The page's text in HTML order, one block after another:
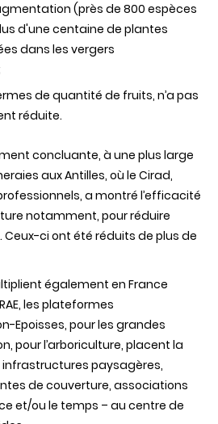
(près de 800 espèces
d'une centaine de plantes
dans les vergers
de quantité de fruits, n’a pas
réduite.
concluante, à une plus large
aux Antilles, où le Cirad,
a montré l’efficacité
notamment, pour réduire
Ceux-ci ont été réduits de plus de
également en France
les plateformes
Epoisses, pour les grandes
pour l’arboriculture, placent la
paysagères,
de couverture, associations
et/ou le temps – au centre de